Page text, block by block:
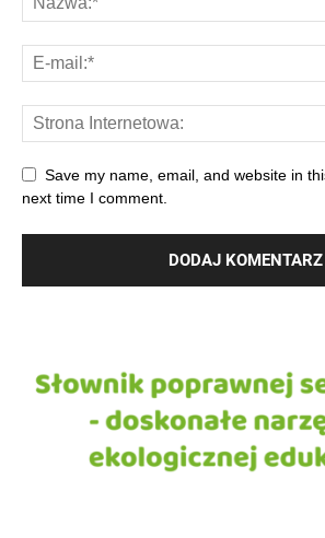
Save my name, email, and website in
next time I comment.